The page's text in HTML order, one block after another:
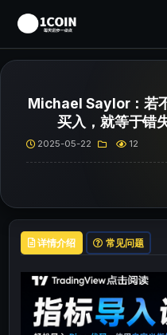
Michael Saylor：若
买入，就等于错
2025-05-22 12
详情介绍 常见问题